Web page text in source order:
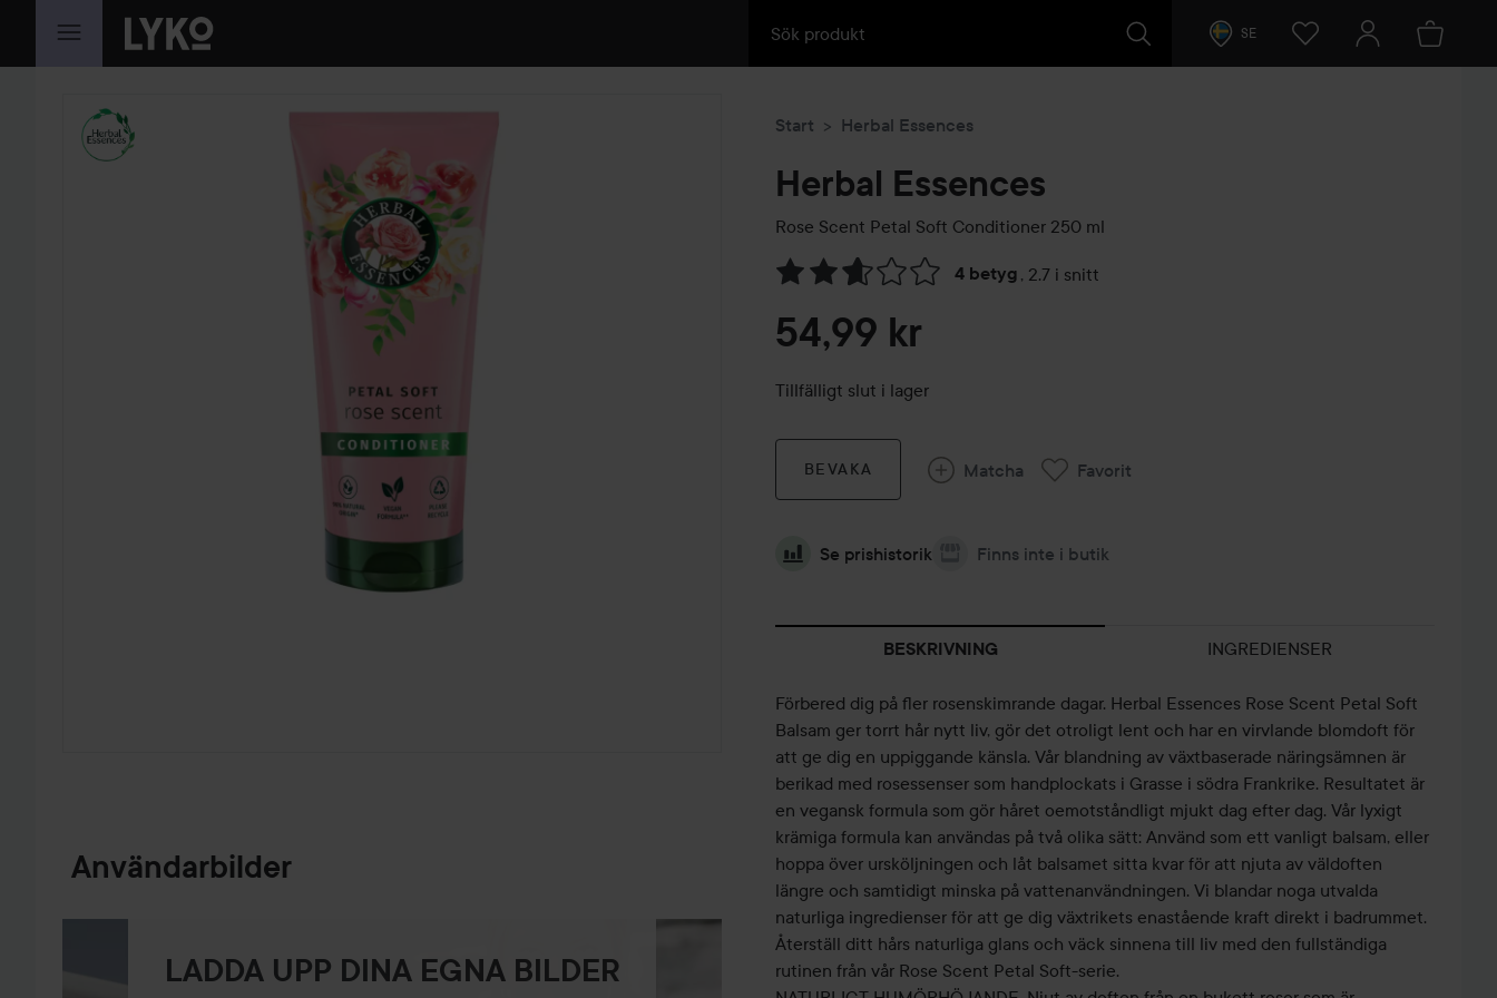
HOPPA TILL INNEHÅLLET SE
Användarbilder
LADDA UPP DINA EGNA BILDER
Start Herbal Essences
Herbal Essences
Rose Scent Petal Soft Conditioner 250 ml
4 betyg , 2.7 i snitt
Hoppa till Betyg & kommentarer
54,99 kr
Tillfälligt slut i lager
BEVAKA Matcha Favorit
Se prishistorik Finns inte i butik
BESKRIVNING INGREDIENSER
Förbered dig på fler rosenskimrande dagar. Herbal Essences Rose Scent Petal Soft
Balsam ger torrt hår nytt liv, gör det otroligt lent och har en virvlande blomdoft för
att ge dig en uppiggande känsla. Vår blandning av växtbaserade näringsämnen är
berikad med rosessenser som handplockats i Grasse i södra Frankrike. Resultatet är
en vegansk formula som gör håret oemotståndligt mjukt dag efter dag. Vår lyxigt
krämiga formula kan användas på två olika sätt: Använd som ett vanligt balsam, eller
hoppa över ursköljningen och låt balsamet sitta kvar för att njuta av väldoften
längre och samtidigt minska på vattenanvändningen. Vi blandar noga utvalda
naturliga ingredienser för att ge dig växtrikets enastående kraft direkt i badrummet.
Återställ ditt hårs naturliga glans och väck sinnena till liv med den fullständiga
rutinen från vår Rose Scent Petal Soft-serie.